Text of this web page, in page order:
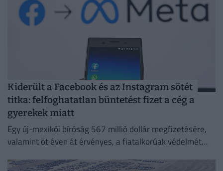
Kiderült a Facebook és az Instagram sötét
titka: felfoghatatlan büntetést fizet a cég a
gyerekek miatt
Egy új-mexikói bíróság 567 millió dollár megfizetésére,
valamint öt éven át érvényes, a fiatalkorúak védelmét